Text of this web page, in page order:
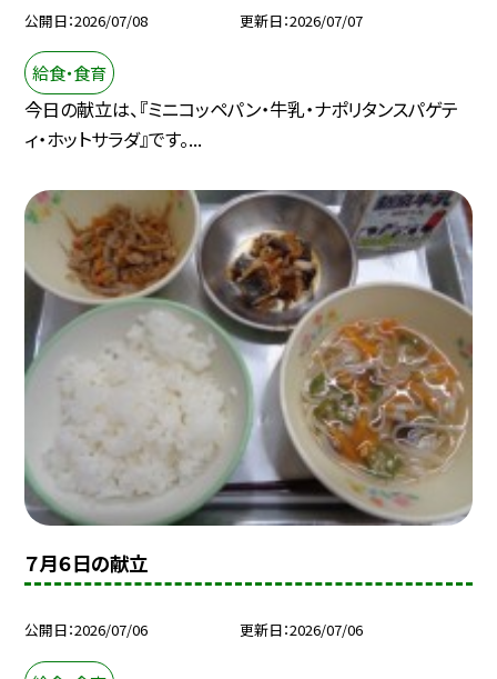
公開日 2026/07/08 更新日 2026/07/07
給食・食育
今日の献立は、『ミニコッペパン・牛乳・ナポリタンスパゲテ
ィ・ホットサラダ』です。...
７月６日の献立
公開日 2026/07/06 更新日 2026/07/06